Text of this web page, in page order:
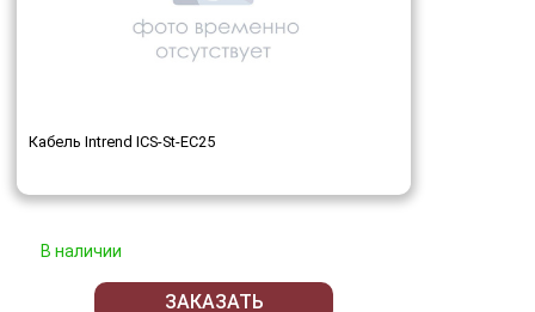
Кабель Intrend ICS-St-EC25
В наличии
ЗАКАЗАТЬ